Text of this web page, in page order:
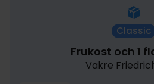
Classic
Frukost och 1
Vakre